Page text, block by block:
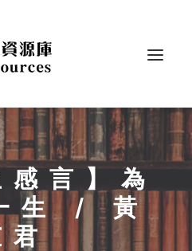
感言】為
生 / 黃
君